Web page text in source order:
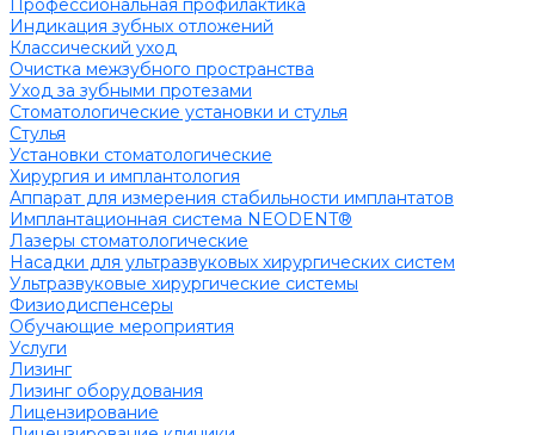
Профессиональная профилактика
Индикация зубных отложений
Классический уход
Очистка межзубного пространства
Уход за зубными протезами
Стоматологические установки и стулья
Стулья
Установки стоматологические
Хирургия и имплантология
Аппарат для измерения стабильности имплантатов
Имплантационная система NEODENT®
Лазеры стоматологические
Насадки для ультразвуковых хирургических систем
Ультразвуковые хирургические системы
Физиодиспенсеры
Обучающие мероприятия
Услуги
Лизинг
Лизинг оборудования
Лицензирование